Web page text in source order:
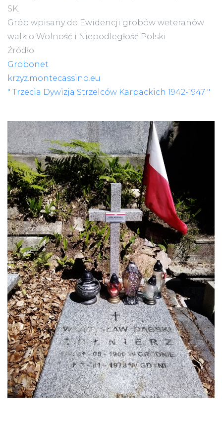
SK.
Grób wpisany do Ewidencji grobów weteranów
walk o Wolność i Niepodległość Polski
Źródło:
Grobonet
krzyz.montecassino.eu
" Trzecia Dywizja Strzelców Karpackich 1942-1947 "